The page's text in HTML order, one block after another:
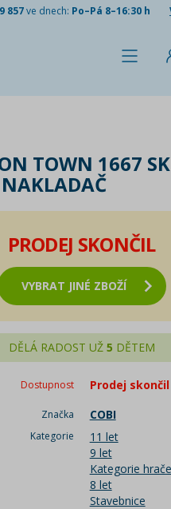
857ve dnech: Po–Pá 8–16:30 h
TOWN 1667
PRODEJ SKONČIL
VYBRAT JINÉ ZBOŽÍ
DĚLÁ RADOST UŽ 5 DĚTEM
Dostupnost Prodej skončil
Značka COBI
Kategorie
11 let
9 let
Kategorie
8 let
Stavebnice